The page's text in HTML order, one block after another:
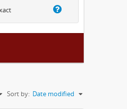
Sort by: Date modified